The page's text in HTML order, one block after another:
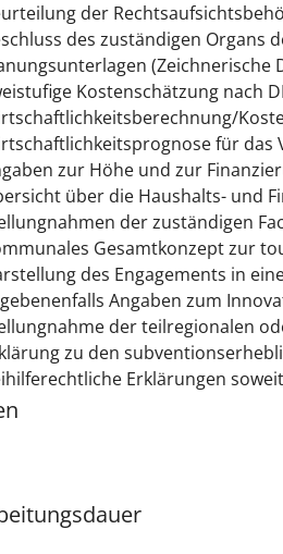
der
des zuständigen
(Zeichnerische
Kostenschätzung nach
für das
zur Höhe und zur
über die Haushalts- und
der zuständigen
Gesamtkonzept zur
des Engagements in
Angaben zum
der teilregionalen
zu den
Erklärungen